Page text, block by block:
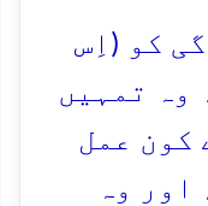
کو (اِس
وہ تمہیں
کون عمل
اور وہ